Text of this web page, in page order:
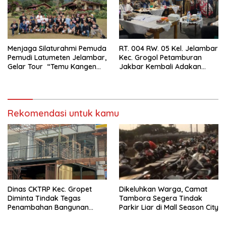
Menjaga Silaturahmi Pemuda
Pemudi Latumeten Jelambar,
Gelar Tour “Temu Kangen
RT. 004 RW. 05 Kel. Jelambar
Kec. Grogol Petamburan
Jakbar Kembali Adakan
Rekomendasi untuk kamu
Dinas CKTRP Kec. Gropet
Diminta Tindak Tegas
Penambahan Bangunan
Dikeluhkan Warga, Camat
Tambora Segera Tindak
Parkir Liar di Mall Season City